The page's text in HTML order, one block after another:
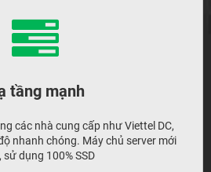
tầng mạnh
các nhà cung cấp như Viettel DC,
nhanh chóng. Máy chủ server mới
sử dụng 100% SSD